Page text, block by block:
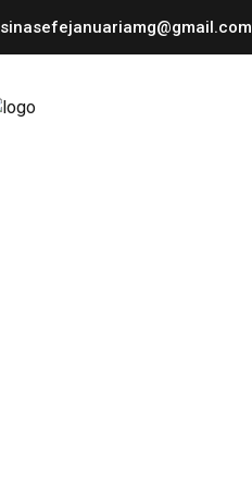
sinasefejanuariamg@gmail.com